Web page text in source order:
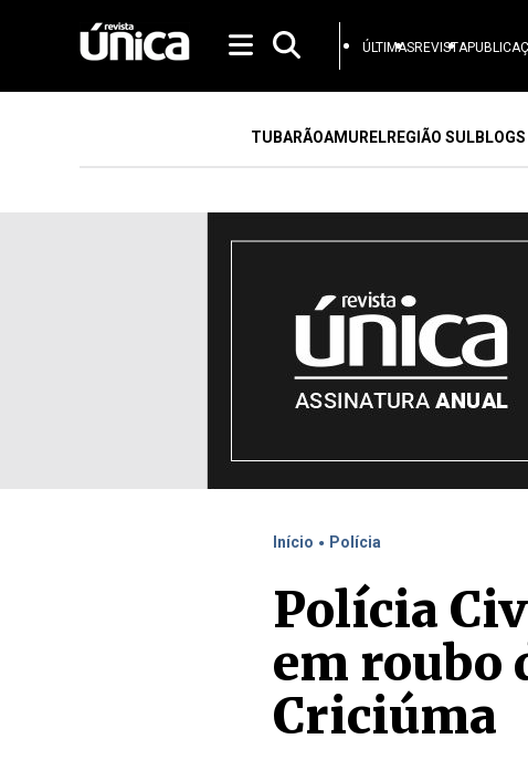
ÚLTIMASREVISTA
TUBARÃOAMURELREGIÃO SUL
Início . Polícia
Polícia
em roubo
Criciúma